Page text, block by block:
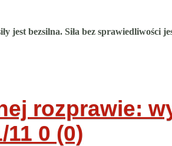
jest bezsilna. Siła bez sprawiedliwości
rozprawie:
11 0 (0)